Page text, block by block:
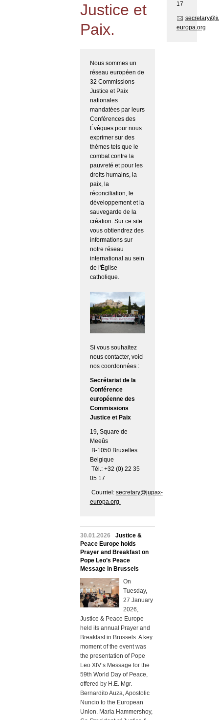
Justice et
Paix.
Nous sommes un
réseau européen de
32 Commissions
Justice et Paix
nationales
mandatées par leurs
Conférences des
Évêques pour nous
exprimer sur des
thèmes tels que le
combat contre la
pauvreté et pour les
droits humains, la
paix, la
réconciliation, le
développement et la
sauvegarde de la
création. Sur ce site
vous obtiendrez des
informations sur
notre réseau
international au sein
de l'Église
catholique.
Si vous souhaitez
nous contacter, voici
nos coordonnées :
Secrétariat de la
Conférence
européenne des
Commissions
Justice et Paix
19, Square de
Meeûs
B-1050 Bruxelles
Belgique
Tél.: +32 (0) 22 35
05 17
Courriel: secretary@jupax-
europa.org
30.01.2026
Justice &
Peace Europe holds
Prayer and Breakfast on
Pope Leo’s Peace
Message in Brussels
On
Tuesday,
27 January
2026,
Justice & Peace Europe
held its annual Prayer and
Breakfast in Brussels. A key
moment of the event was
the presentation of Pope
Leo XIV’s Message for the
59th World Day of Peace,
offered by H.E. Mgr.
Bernardito Auza, Apostolic
Nuncio to the European
Union. Maria Hammershoy,
17
europa.org